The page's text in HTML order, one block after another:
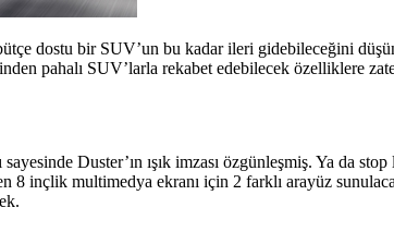
dostu bir SUV’un bu kadar ileri gidebileceğini
pahalı SUV’larla rekabet edebilecek özelliklere
Duster’ın ışık imzası özgünleşmiş. Ya da
8 inçlik multimedya ekranı için 2 farklı arayüz